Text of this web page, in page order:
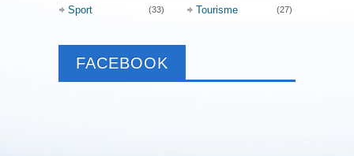
Sport (33) Tourisme (27)
FACEBOOK